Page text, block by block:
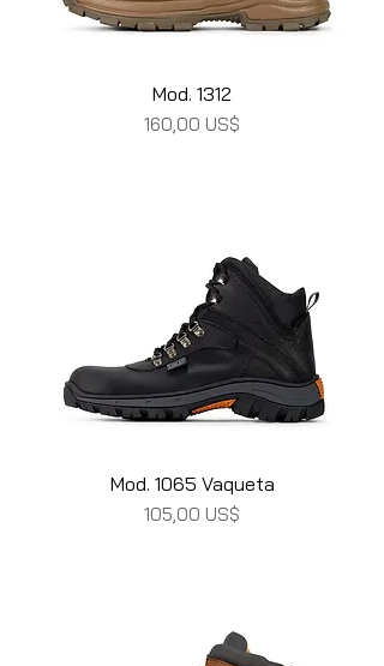
Mod. 1312
Precio
160,00 US$
Mod. 1065 Vaqueta
Precio
105,00 US$